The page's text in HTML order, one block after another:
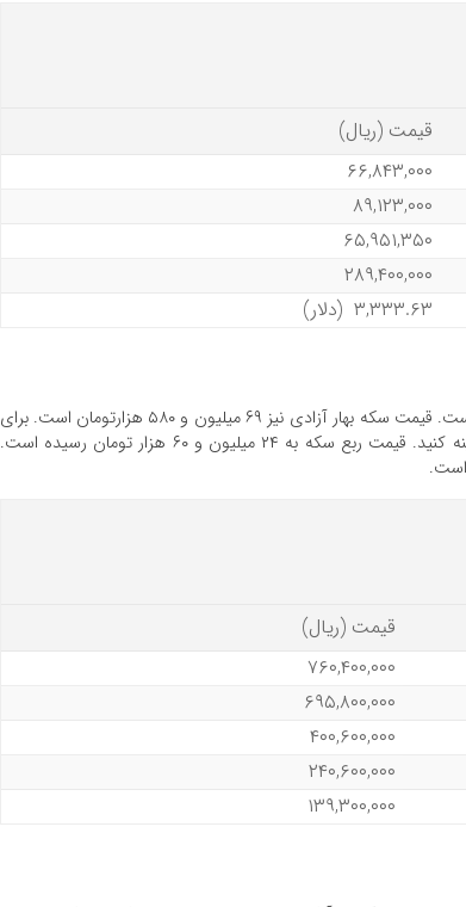
قیمت (ریال)
۶۶,۸۴۳,۰۰۰
۸۹,۱۲۳,۰۰۰
۶۵,۹۵۱,۳۵۰
۲۸۹,۴۰۰,۰۰۰
۳,۳۳۳.۶۳ (دلار)
قیمت سکه امامی امروز به ۷۶ میلیون و ۴۰ هزارتومان رسیده است. قیمت سکه بهار آزادی نیز ۶۹ میلیون و ۵۸۰ هزارتومان است. برای
خرید نیم سکه نیز باید حوالی ۴۰ میلیون و ۶۰ هزارتومان هزینه کنید. قیمت ربع سکه به ۲۴ میلیون و ۶۰ هزار تومان رسیده است.
قیمت (ریال)
۷۶۰,۴۰۰,۰۰۰
۶۹۵,۸۰۰,۰۰۰
۴۰۰,۶۰۰,۰۰۰
۲۴۰,۶۰۰,۰۰۰
۱۳۹,۳۰۰,۰۰۰